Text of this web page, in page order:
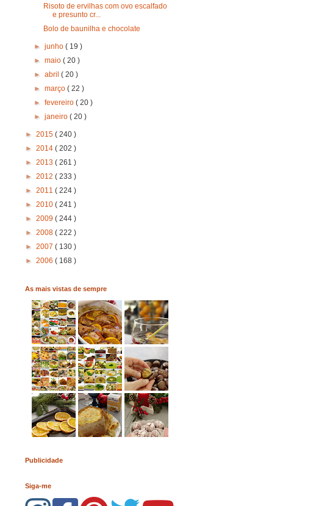
Risoto de ervilhas com ovo escalfado
e presunto cr...
Bolo de baunilha e chocolate
►junho( 19 )
►maio( 20 )
►abril( 20 )
►março( 22 )
►fevereiro( 20 )
►janeiro( 20 )
► 2015 ( 240 )
► 2014 ( 202 )
► 2013 ( 261 )
► 2012 ( 233 )
► 2011 ( 224 )
► 2010 ( 241 )
► 2009 ( 244 )
► 2008 ( 222 )
► 2007 ( 130 )
► 2006 ( 168 )
As mais vistas de sempre
Publicidade
Siga-me